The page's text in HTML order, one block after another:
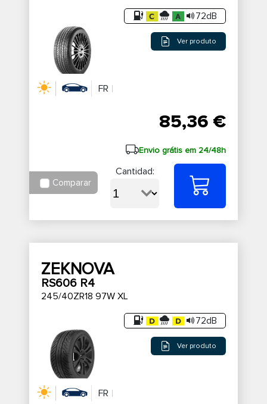
72dB
Ver produto
FR
85,36 €
Envio grátis em 24/48h
Comparar
Cantidad:
ZEKNOVA
RS606 R4
245/40ZR18 97W XL
72dB
Ver produto
FR